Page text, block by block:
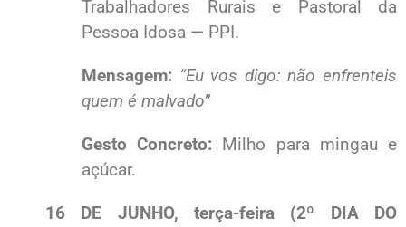
Trabalhadores Rurais e Pastoral da
Pessoa Idosa — PPI.
Mensagem: “Eu vos digo: não enfrenteis
quem é malvado”
Gesto Concreto: Milho para mingau e
açúcar.
16 DE JUNHO, terça-feira (2º DIA DO